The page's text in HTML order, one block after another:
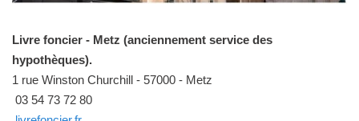
Livre foncier - Metz (anciennement service des
hypothèques).
1 rue Winston Churchill - 57000 - Metz
03 54 73 72 80